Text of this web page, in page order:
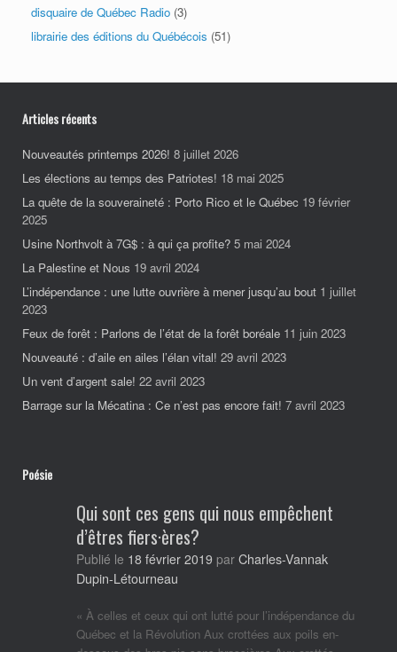
disquaire de Québec Radio (3)
librairie des éditions du Québécois (51)
Articles récents
Nouveautés printemps 2026! 8 juillet 2026
Les élections au temps des Patriotes! 18 mai 2025
La quête de la souveraineté : Porto Rico et le Québec 19 février
2025
Usine Northvolt à 7G$ : à qui ça profite? 5 mai 2024
La Palestine et Nous 19 avril 2024
L’indépendance : une lutte ouvrière à mener jusqu’au bout 1 juillet
2023
Feux de forêt : Parlons de l’état de la forêt boréale 11 juin 2023
Nouveauté : d’aile en ailes l’élan vital! 29 avril 2023
Un vent d’argent sale! 22 avril 2023
Barrage sur la Mécatina : Ce n’est pas encore fait! 7 avril 2023
Poésie
Qui sont ces gens qui nous empêchent
d’êtres fiers·ères?
Publié le 18 février 2019 par Charles-Vannak
Dupin-Létourneau
« À celles et ceux qui ont lutté pour l’indépendance du
Québec et la Révolution Aux crottées aux poils en-